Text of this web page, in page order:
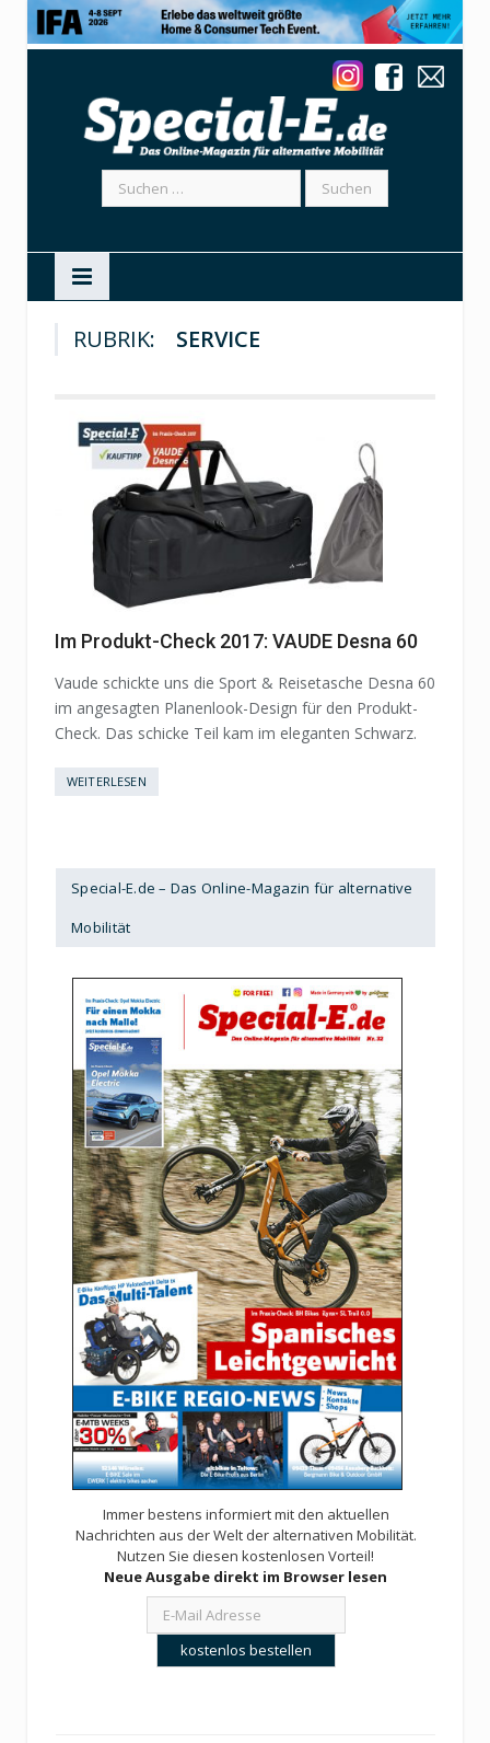
Suchen
nach:
RUBRIK: SERVICE
Im Produkt-Check 2017: VAUDE Desna 60
Vaude schickte uns die Sport & Reisetasche Desna 60
im angesagten Planenlook-Design für den Produkt-
Check. Das schicke Teil kam im eleganten Schwarz.
WEITERLESEN
Special-E.de – Das Online-Magazin für alternative
Mobilität
Immer bestens informiert mit den aktuellen
Nachrichten aus der Welt der alternativen Mobilität.
Nutzen Sie diesen kostenlosen Vorteil!
Neue Ausgabe direkt im Browser lesen